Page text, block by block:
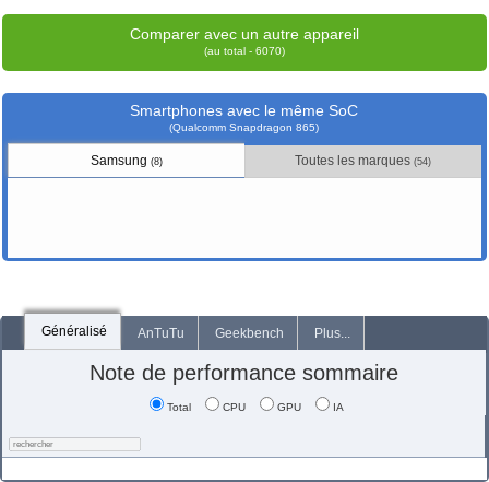
Comparer avec un autre appareil
(au total - 6070)
Smartphones avec le même SoC
(Qualcomm Snapdragon 865)
Samsung (8) Toutes les marques(54)
Généralisé AnTuTu Geekbench Plus...
Note de performance sommaire
Total CPU GPU IA